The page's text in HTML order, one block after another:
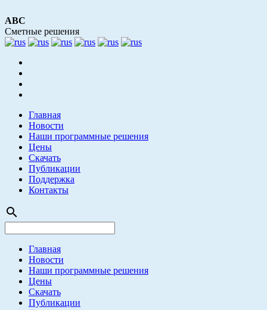
АВС
Сметные решения
Главная
Новости
Наши программные решения
Цены
Скачать
Публикации
Поддержка
Контакты
search
Главная
Новости
Наши программные решения
Цены
Скачать
Публикации